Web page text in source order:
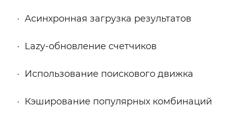
Асинхронная загрузка результатов
Lazy-обновление счетчиков
Использование поискового движка
Кэширование популярных комбинаций